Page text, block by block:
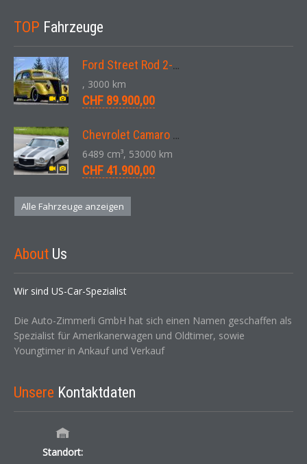
TOP Fahrzeuge
Ford Street Rod 2-Door V8 Aut. 1937
, 3000 km
CHF 89.900,00
Chevrolet Camaro SS 396 LS3 Coupe Aut. 1971
6489 cm³, 53000 km
CHF 41.900,00
Alle Fahrzeuge anzeigen
About Us
Wir sind US-Car-Spezialist
Die Auto-Zimmerli GmbH hat sich einen Namen geschaffen als
Spezialist für Amerikanerwagen und Oldtimer, sowie
Youngtimer in Ankauf und Verkauf
Unsere Kontaktdaten
Standort: